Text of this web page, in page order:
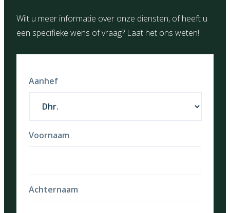
Wilt u meer informatie over onze diensten, of heeft u
een specifieke wens of vraag? Laat het ons weten!
Aanhef
Voornaam
Achternaam